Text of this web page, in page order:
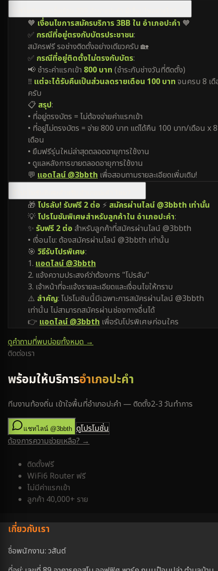
🧡 เงื่อนไขการสมัครบริการ 3BB ใน อำเภอปะคำ 🧡
✅ กรณีที่อยู่ตรงกับบัตรประชาชน:
สมัครฟรี รอช่างติดตั้งอย่างเดียวครับ 🏡
✅ กรณีที่อยู่ติดตั้งไม่ตรงกับบัตร:
📢 ชำระค่าแรกเข้า 800 บาท (ชำระกับช่างวันที่ติดตั้ง)
‼️ แต่จะได้รับคืนเป็นส่วนลดรายเดือน 100 บาท จนครบ 8 เ
ครับ
📋 สรุป:
• ที่อยู่ตรงบัตร = ไม่ต้องจ่ายค่าแรกเข้า
• ที่อยู่ไม่ตรงบัตร = จ่าย 800 บาท แต่ได้คืน 100 บาท/เดือน x 8
เดือน
• ยืมฟรีรุ่นใหม่ล่าสุดตลอดอายุการใช้งาน
• ดูแลหลังการขายตลอดอายุการใช้งาน
💬 แอดไลน์ @3bbth เพื่อสอบถามรายละเอียดเพิ่มเติม!
🎁 โปรลับ! รับฟรี 2 ต่อ ⚡ สมัครผ่านไลน์ @3bbth เท่านั้น
💡 โปรโมชันพิเศษสำหรับลูกค้าใน อำเภอปะคำ:
✨ รับฟรี 2 ต่อ สำหรับลูกค้าที่สมัครผ่านไลน์ @3bbth
• เงื่อนไข: ต้องสมัครผ่านไลน์ @3bbth เท่านั้น
🎯 วิธีรับโปรพิเศษ:
1. แอดไลน์ @3bbth
2. แจ้งความประสงค์ว่าต้องการ "โปรลับ"
3. เจ้าหน้าที่จะแจ้งรายละเอียดและเงื่อนไขให้ทราบ
⚠️ สำคัญ: โปรโมชันนี้มีเฉพาะการสมัครผ่านไลน์ @3bbth
เท่านั้น ไม่สามารถสมัครผ่านช่องทางอื่นได้
👉 แอดไลน์ @3bbth เพื่อรับโปรพิเศษก่อนใคร
ดูคำถามที่พบบ่อยทั้งหมด →
ติดต่อเรา
พร้อมให้บริการอำเภอปะคำ
ทีมงานท้องถิ่น เข้าใจพื้นที่อำเภอปะคำ — ติดตั้ง2-3 วันทำการ
แชทไลน์ @3bbth ดูโปรโมชั่น
ต้องการความช่วยเหลือ? →
ติดตั้งฟรี
WiFi6 Router ฟรี
ไม่มีค่าแรกเข้า
ลูกค้า 40,000+ ราย
เกี่ยวกับเรา
ชื่อพนักงาน: วสันต์